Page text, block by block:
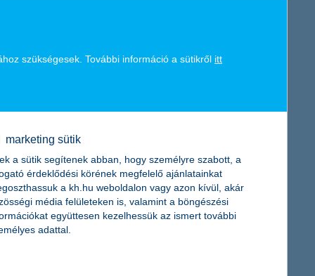
Tavaly és tavalyelőtt is az éttermekben költötték a
szükségesek. További információ a sütikről itt
marketing sütik
a sütik segítenek abban, hogy személyre szabott, a
érdeklődési körének megfelelő ajánlatainkat
a kh.hu weboldalon vagy azon kívül, akár
média felületeken is, valamint a böngészési
együttesen kezelhessük az ismert további
adattal.